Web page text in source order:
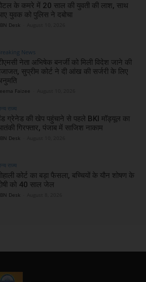
के कमरे में 20 साल की युवती की लाश, साथ
युवक को पुलिस ने दबोचा
Desk
News
नेता अभिषेक बनर्जी को मिली विदेश जाने की
सुप्रीम कोर्ट ने दी आंख की सर्जरी के लिए
Faizee
राज्य
ग्रेनेड की खेप पहुंचाने से पहले BKI मॉड्यूल का
गिरफ्तार, पंजाब में साजिश नाकाम
Desk
राज्य
कोर्ट का बड़ा फैसला, बच्चियों के यौन शोषण के
को 40 साल जेल
Desk